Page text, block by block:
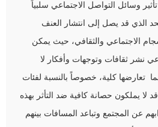
وسائل التواصل الاجتماعي سلبياً
الذي قد يصل إلى انتشار العنف
الاجتماعي والثقافي، حيث يمكن
نشر ثقافات وتوجهات وأفكار لا
تعارضها كلية، خصوصاً بالنسبة لفئات
لا يملكون حصانة كافية ضد التأثر بهذه
عن المجتمع وتباعد المسافات بينهم